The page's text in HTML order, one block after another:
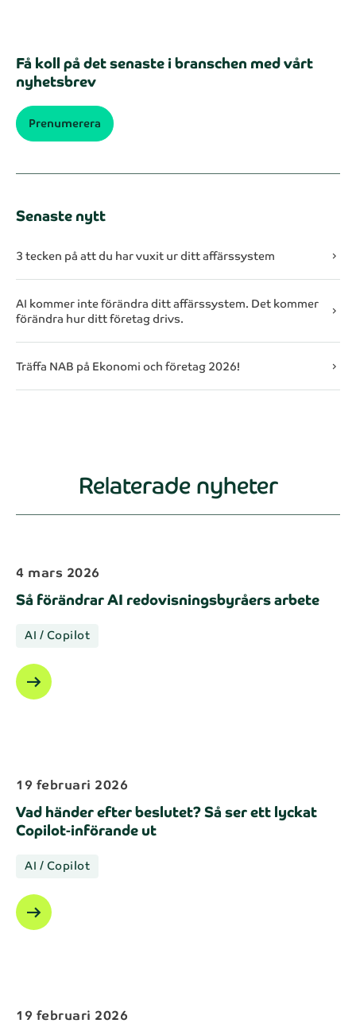
Få koll på det senaste i branschen med vårt
nyhetsbrev
Prenumerera
Senaste nytt
3 tecken på att du har vuxit ur ditt affärssystem chevron_right
AI kommer inte förändra ditt affärssystem. Det kommer
förändra hur ditt företag drivs. chevron_right
Träffa NAB på Ekonomi och företag 2026! chevron_right
Relaterade nyheter
4 mars 2026
Så förändrar AI redovisningsbyråers arbete
AI / Copilot
arrow_right_alt
19 februari 2026
Vad händer efter beslutet? Så ser ett lyckat
Copilot‑införande ut
AI / Copilot
arrow_right_alt
19 februari 2026